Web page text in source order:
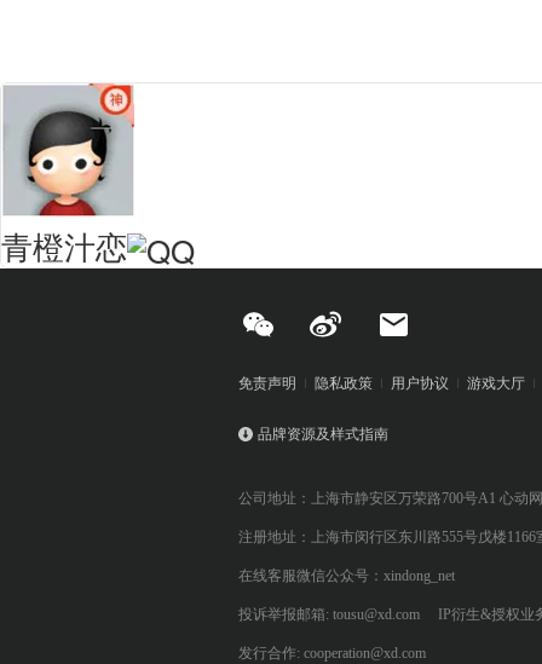
青橙汁恋
免责声明 隐私政策 用户协议 游戏大厅
品牌资源及样式指南
公司地址：上海市静安区万荣路700号A1 心动
注册地址：上海市闵行区东川路555号戊楼1166
在线客服微信公众号：xindong_net
投诉举报邮箱: tousu@xd.com IP衍生&授权业
发行合作: cooperation@xd.com